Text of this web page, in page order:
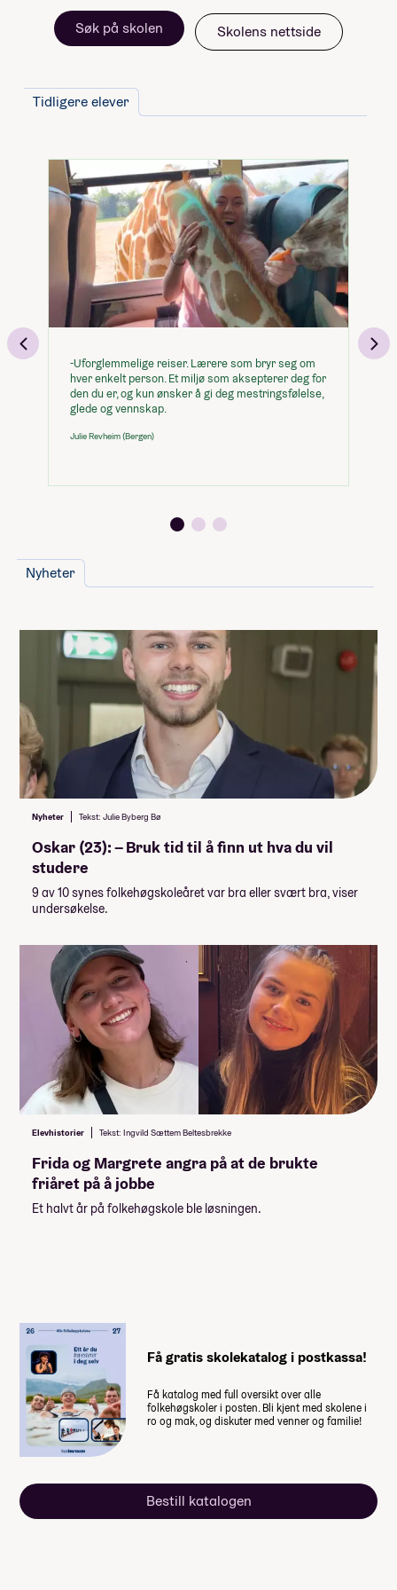
Søk på skolen Skolens nettside
Tidligere elever
-Uforglemmelige reiser. Lærere som bryr seg om
hver enkelt person. Et miljø som aksepterer deg for
den du er, og kun ønsker å gi deg mestringsfølelse,
glede og vennskap.
Julie Revheim (Bergen)
Nyheter
Nyheter Tekst: Julie Byberg Bø
Oskar (23): – Bruk tid til å finn ut hva du vil
studere
9 av 10 synes folkehøgskoleåret var bra eller svært bra, viser
undersøkelse.
Elevhistorier Tekst: Ingvild Sættem Beltesbrekke
Frida og Margrete angra på at de brukte
friåret på å jobbe
Et halvt år på folkehøgskole ble løsningen.
Få gratis skolekatalog i postkassa!
Få katalog med full oversikt over alle
folkehøgskoler i posten. Bli kjent med skolene i
ro og mak, og diskuter med venner og familie!
Bestill katalogen